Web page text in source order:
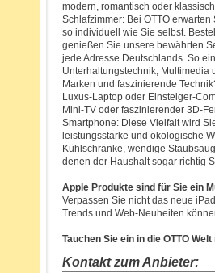
modern, romantisch oder
Schlafzimmer: Bei OTTO
so individuell wie Sie selbst.
genießen Sie unsere bewährten
jede Adresse Deutschlands. So
Unterhaltungstechnik, Multimedia
Marken und faszinierende
Luxus-Laptop oder Einsteiger-
Mini-TV oder faszinierender 3D-
Smartphone: Diese Vielfalt wird
leistungsstarke und ökologische
Kühlschränke, wendige
denen der Haushalt sogar richtig
Apple Produkte sind für Sie ein
Verpassen Sie nicht das neue
Trends und Web-Neuheiten
Tauchen Sie ein in die OTTO
Kontakt zum Anbieter: